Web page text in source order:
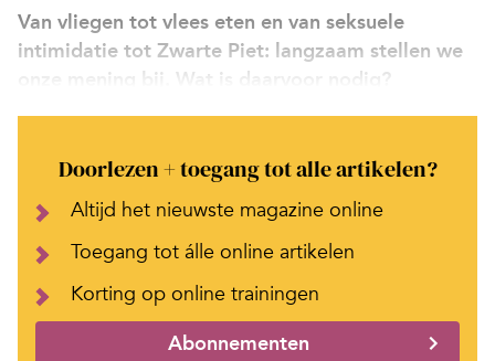
Van vliegen tot vlees eten en van seksuele
intimidatie tot Zwarte Piet: langzaam stellen we
onze mening bij. Wat is daarvoor nodig?
Doorlezen + toegang tot alle artikelen?
Altijd het nieuwste magazine online
Toegang tot álle online artikelen
Korting op online trainingen
Abonnementen